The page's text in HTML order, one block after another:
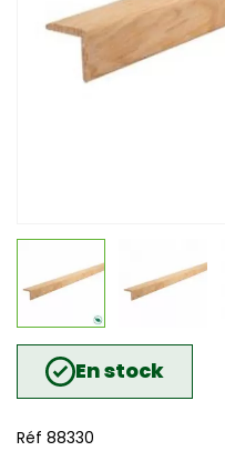
En stock
Réf 88330